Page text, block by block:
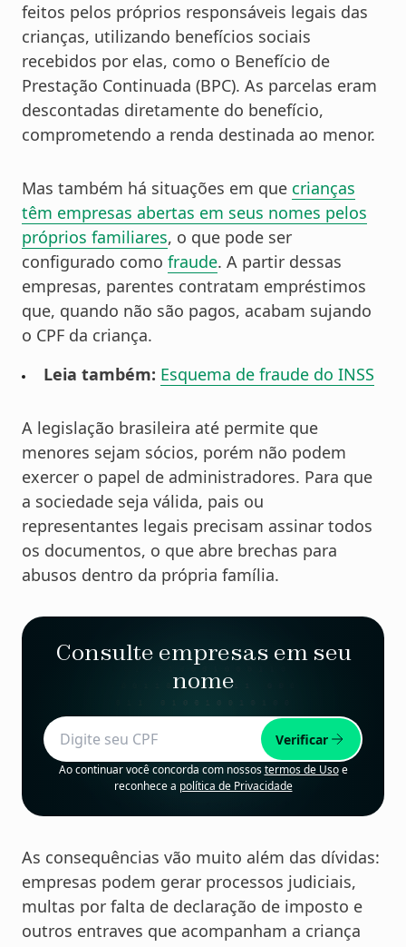
feitos pelos próprios responsáveis legais das
crianças, utilizando benefícios sociais
recebidos por elas, como o Benefício de
Prestação Continuada (BPC). As parcelas eram
descontadas diretamente do benefício,
comprometendo a renda destinada ao menor.
Mas também há situações em que crianças
têm empresas abertas em seus nomes pelos
próprios familiares, o que pode ser
configurado como fraude. A partir dessas
empresas, parentes contratam empréstimos
que, quando não são pagos, acabam sujando
o CPF da criança.
Leia também: Esquema de fraude do INSS
A legislação brasileira até permite que
menores sejam sócios, porém não podem
exercer o papel de administradores. Para que
a sociedade seja válida, pais ou
representantes legais precisam assinar todos
os documentos, o que abre brechas para
abusos dentro da própria família.
Consulte empresas em seu
nome
Verificar
Ao continuar você concorda com nossostermos de Usoe
reconhece a política de Privacidade
As consequências vão muito além das dívidas:
empresas podem gerar processos judiciais,
multas por falta de declaração de imposto e
outros entraves que acompanham a criança